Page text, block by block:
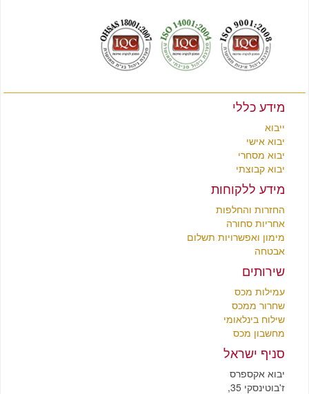
לצפייה בקטלוג רהיטים מסיןלחץ כאן
מידע כללי
ייבוא
יבוא אישי
יבוא מסחרי
יבוא קבוצתי
מידע ללקוחות
החזרות והחלפות
אחריות סחורה
מימון ואפשרויות תשלום
אבטחה
שירותים
עמילות מכס
שחרור ממכס
שילוח בינלאומי
מחשבון מכס
סניף ישראל
יבוא אקספרס
ז'בוטינסקי 35,